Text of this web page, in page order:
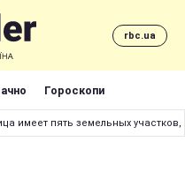
rbc.ua
Гороскопи
имеет пять земельных